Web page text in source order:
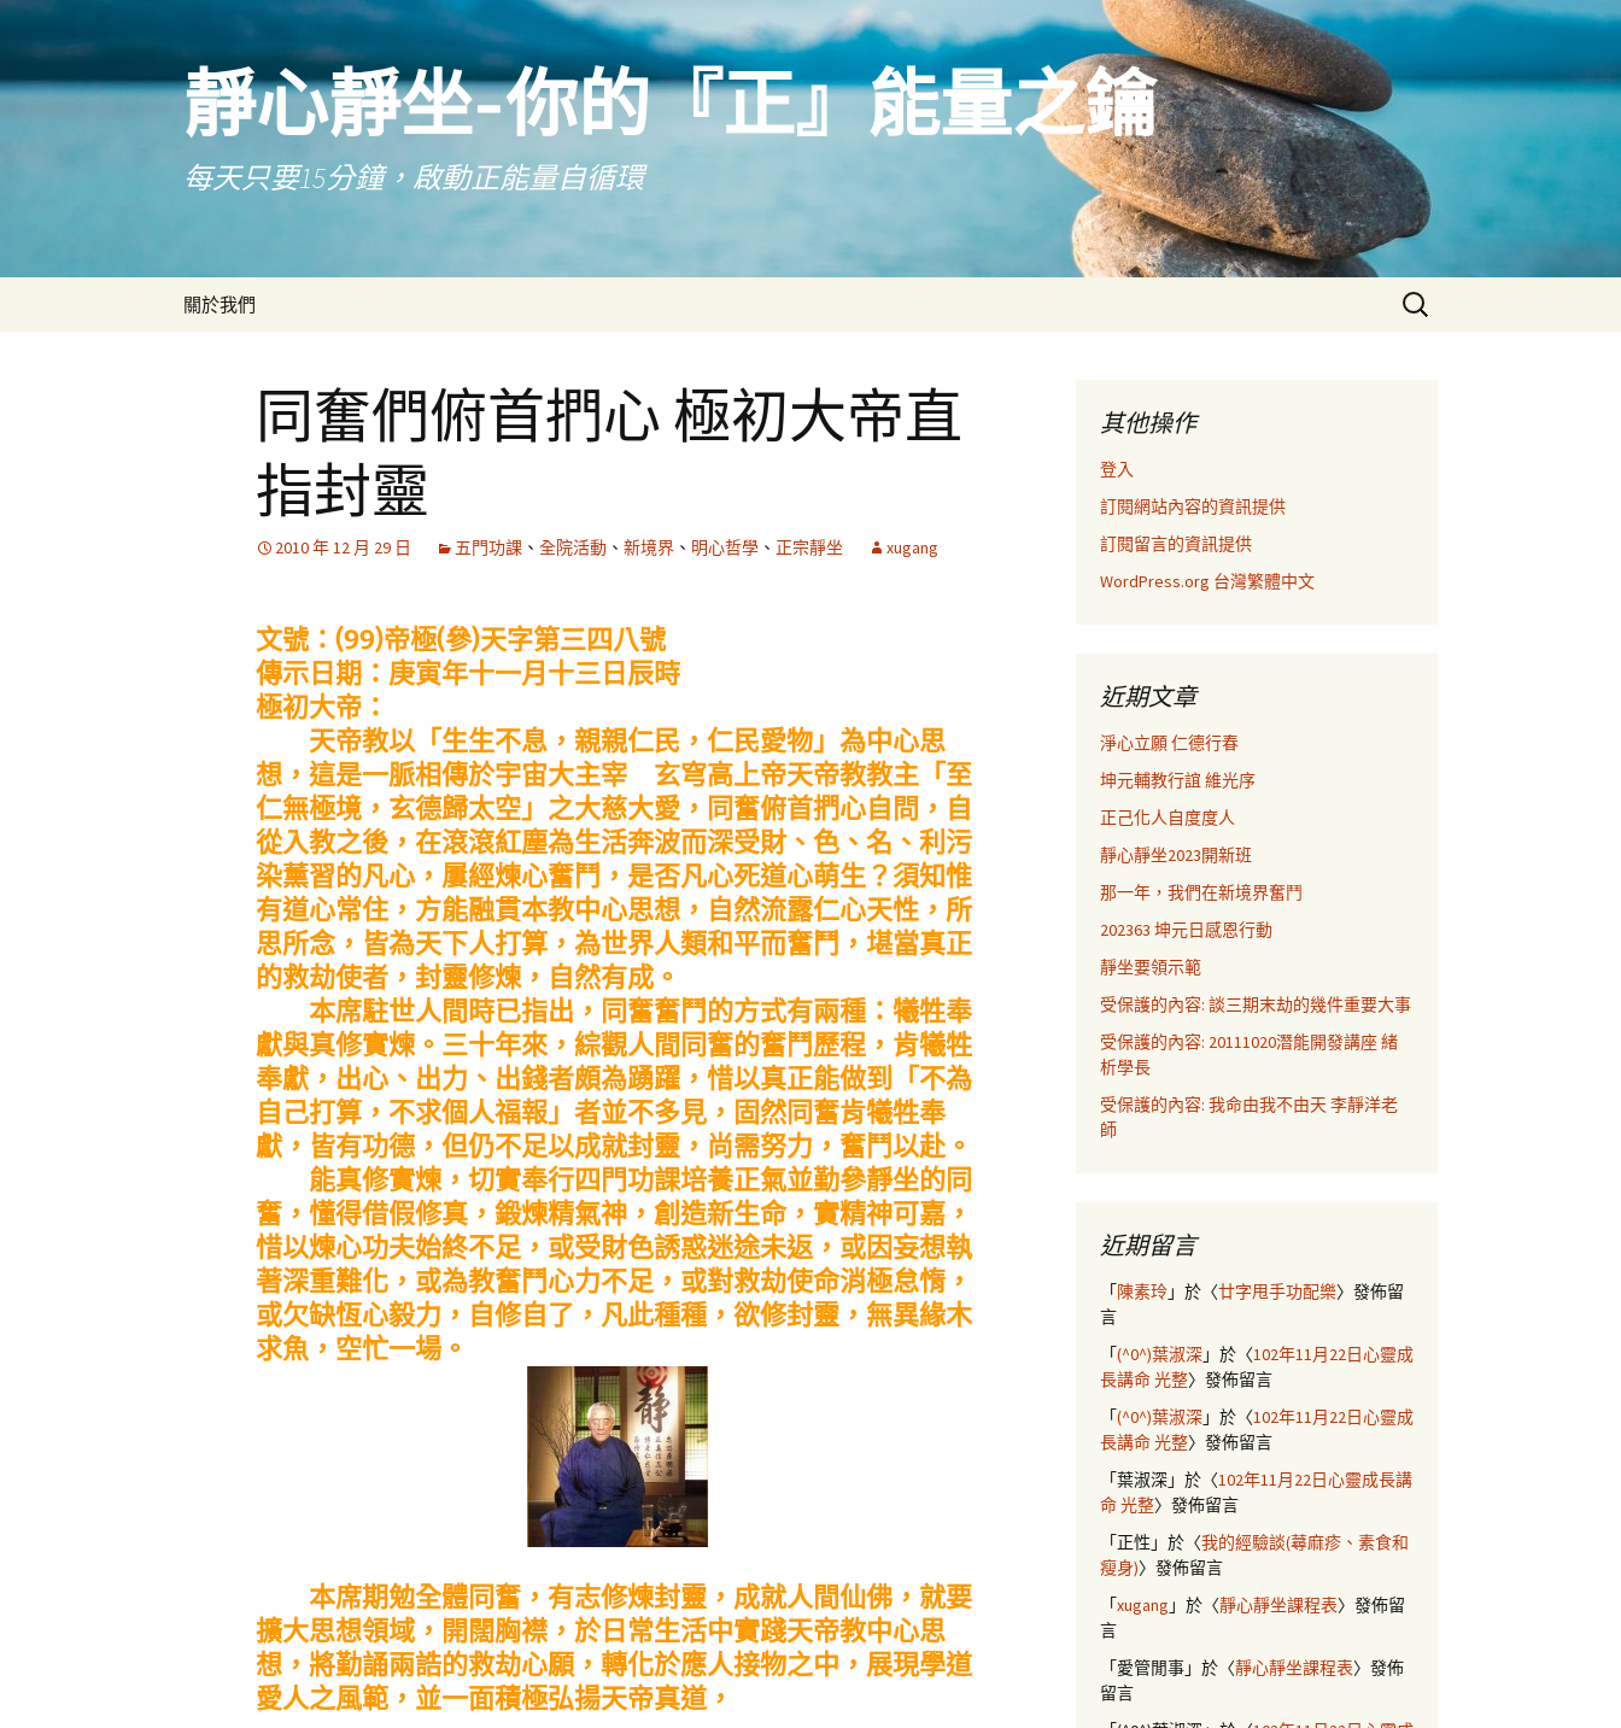
靜心靜坐-你的『正』能量之鑰
每天只要15分鐘，啟動正能量自循環
關於我們
搜
尋
同奮們俯首捫心 極初大帝直
指封靈
2010 年 12 月 29 日 五門功課 、 全院活動 、 新境界 、 明心哲學 、 正宗靜坐 xugang
文號：(99)帝極(參)天字第三四八號
傳示日期：庚寅年十一月十三日辰時
極初大帝：
天帝教以「生生不息，親親仁民，仁民愛物」為中心思
想，這是一脈相傳於宇宙大主宰 玄穹高上帝天帝教教主「至
仁無極境，玄德歸太空」之大慈大愛，同奮俯首捫心自問，自
從入教之後，在滾滾紅塵為生活奔波而深受財、色、名、利污
染薰習的凡心，屢經煉心奮鬥，是否凡心死道心萌生？須知惟
有道心常住，方能融貫本教中心思想，自然流露仁心天性，所
思所念，皆為天下人打算，為世界人類和平而奮鬥，堪當真正
的救劫使者，封靈修煉，自然有成。
本席駐世人間時已指出，同奮奮鬥的方式有兩種：犧牲奉
獻與真修實煉。三十年來，綜觀人間同奮的奮鬥歷程，肯犧牲
奉獻，出心、出力、出錢者頗為踴躍，惜以真正能做到「不為
自己打算，不求個人福報」者並不多見，固然同奮肯犧牲奉
獻，皆有功德，但仍不足以成就封靈，尚需努力，奮鬥以赴。
能真修實煉，切實奉行四門功課培養正氣並勤參靜坐的同
奮，懂得借假修真，鍛煉精氣神，創造新生命，實精神可嘉，
惜以煉心功夫始終不足，或受財色誘惑迷途未返，或因妄想執
著深重難化，或為教奮鬥心力不足，或對救劫使命消極怠惰，
或欠缺恆心毅力，自修自了，凡此種種，欲修封靈，無異緣木
求魚，空忙一場。
本席期勉全體同奮，有志修煉封靈，成就人間仙佛，就要
擴大思想領域，開闊胸襟，於日常生活中實踐天帝教中心思
想，將勤誦兩誥的救劫心願，轉化於應人接物之中，展現學道
愛人之風範，並一面積極弘揚天帝真道，
其他操作
登入
訂閱網站內容的資訊提供
訂閱留言的資訊提供
WordPress.org 台灣繁體中文
近期文章
淨心立願 仁德行春
坤元輔教行誼 維光序
正己化人自度度人
靜心靜坐2023開新班
那一年，我們在新境界奮鬥
202363 坤元日感恩行動
靜坐要領示範
受保護的內容: 談三期末劫的幾件重要大事
受保護的內容: 20111020潛能開發講座 緒
析學長
受保護的內容: 我命由我不由天 李靜洋老
師
近期留言
「陳素玲」於〈廿字甩手功配樂〉發佈留
言
「(^0^)葉淑深」於〈102年11月22日心靈成
長講命 光整〉發佈留言
「(^0^)葉淑深」於〈102年11月22日心靈成
長講命 光整〉發佈留言
「葉淑深」於〈102年11月22日心靈成長講
命 光整〉發佈留言
「正性 」於〈我的經驗談(蕁麻疹、素食和
瘦身)〉發佈留言
「xugang 」於〈靜心靜坐課程表〉發佈留
言
「愛管閒事」於〈靜心靜坐課程表〉發佈
留言